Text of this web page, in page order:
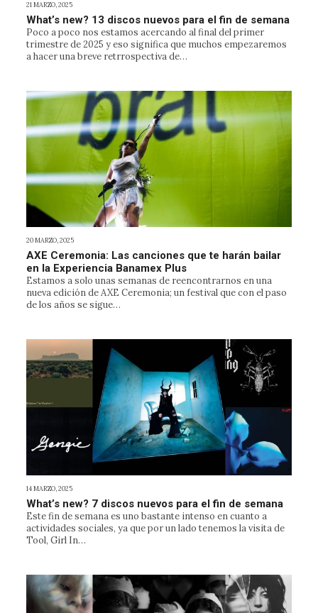
21 MARZO, 2025
What’s new? 13 discos nuevos para el fin de semana
Poco a poco nos estamos acercando al final del primer
trimestre de 2025 y eso significa que muchos empezaremos
a hacer una breve retrrospectiva de…
20 MARZO, 2025
AXE Ceremonia: Las canciones que te harán bailar
en la Experiencia Banamex Plus
Estamos a solo unas semanas de reencontrarnos en una
nueva edición de AXE Ceremonia; un festival que con el paso
de los años se sigue…
14 MARZO, 2025
What’s new? 7 discos nuevos para el fin de semana
Este fin de semana es uno bastante intenso en cuanto a
actividades sociales, ya que por un lado tenemos la visita de
Tool, Girl In…